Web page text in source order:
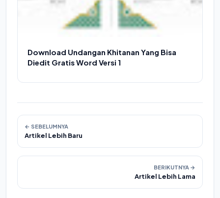
Download Undangan Khitanan Yang Bisa
Diedit Gratis Word Versi 1
← SEBELUMNYA
Artikel Lebih Baru
BERIKUTNYA →
Artikel Lebih Lama